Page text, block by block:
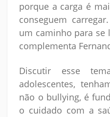
porque a carga é
conseguem
um caminho para se
complementa
Discutir esse
adolescentes,
não o bullying, é
o cuidado com a